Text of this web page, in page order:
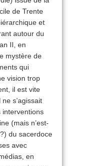
de Trente
et
autour du
II, en
mystère de
qui
vision trop
il est vite
s’agissait
interventions
(mais n’est-
du sacerdoce
avec
en